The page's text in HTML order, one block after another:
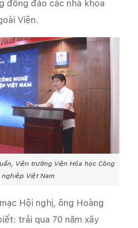
đông đảo các nhà khoa
Viện.
Viện trưởng Viện Hóa học Công
nghiệp Việt Nam
Hội nghị, ông Hoàng
trải qua 70 năm xây